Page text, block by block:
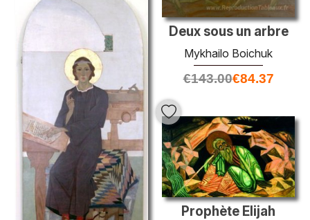
Deux sous un arbre
Mykhailo Boichuk
€143.00€84.37
Prophète Elijah